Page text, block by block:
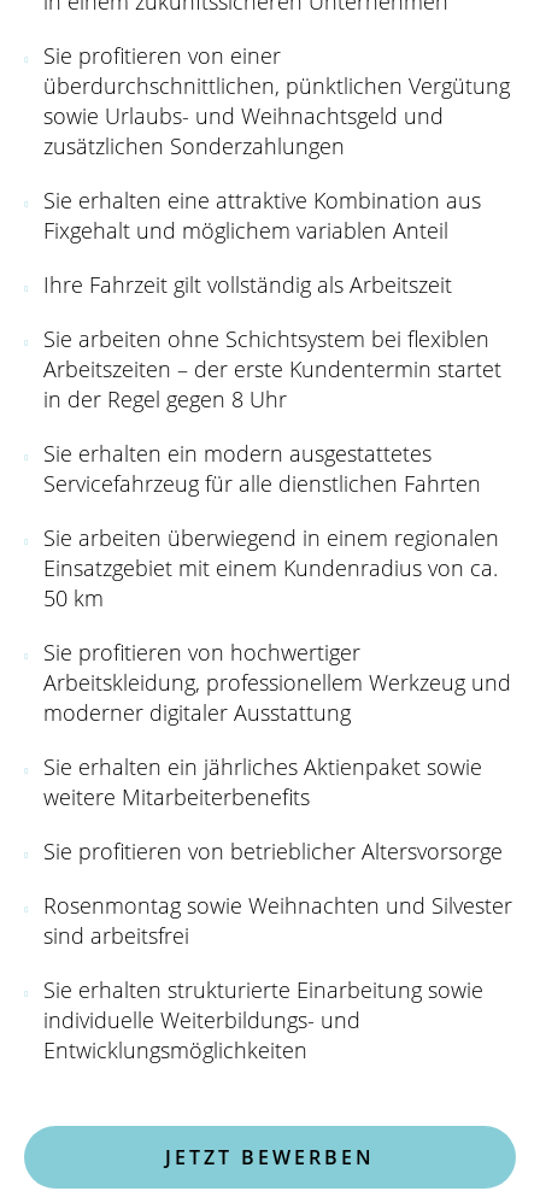
Sie profitieren von einer
überdurchschnittlichen, pünktlichen Vergütung
sowie Urlaubs- und Weihnachtsgeld und
zusätzlichen Sonderzahlungen
Sie erhalten eine attraktive Kombination aus
Fixgehalt und möglichem variablen Anteil
Ihre Fahrzeit gilt vollständig als Arbeitszeit
Sie arbeiten ohne Schichtsystem bei flexiblen
Arbeitszeiten – der erste Kundentermin startet
in der Regel gegen 8 Uhr
Sie erhalten ein modern ausgestattetes
Servicefahrzeug für alle dienstlichen Fahrten
Sie arbeiten überwiegend in einem regionalen
Einsatzgebiet mit einem Kundenradius von ca.
50 km
Sie profitieren von hochwertiger
Arbeitskleidung, professionellem Werkzeug und
moderner digitaler Ausstattung
Sie erhalten ein jährliches Aktienpaket sowie
weitere Mitarbeiterbenefits
Sie profitieren von betrieblicher Altersvorsorge
Rosenmontag sowie Weihnachten und Silvester
sind arbeitsfrei
Sie erhalten strukturierte Einarbeitung sowie
individuelle Weiterbildungs- und
Entwicklungsmöglichkeiten
JETZT BEWERBEN